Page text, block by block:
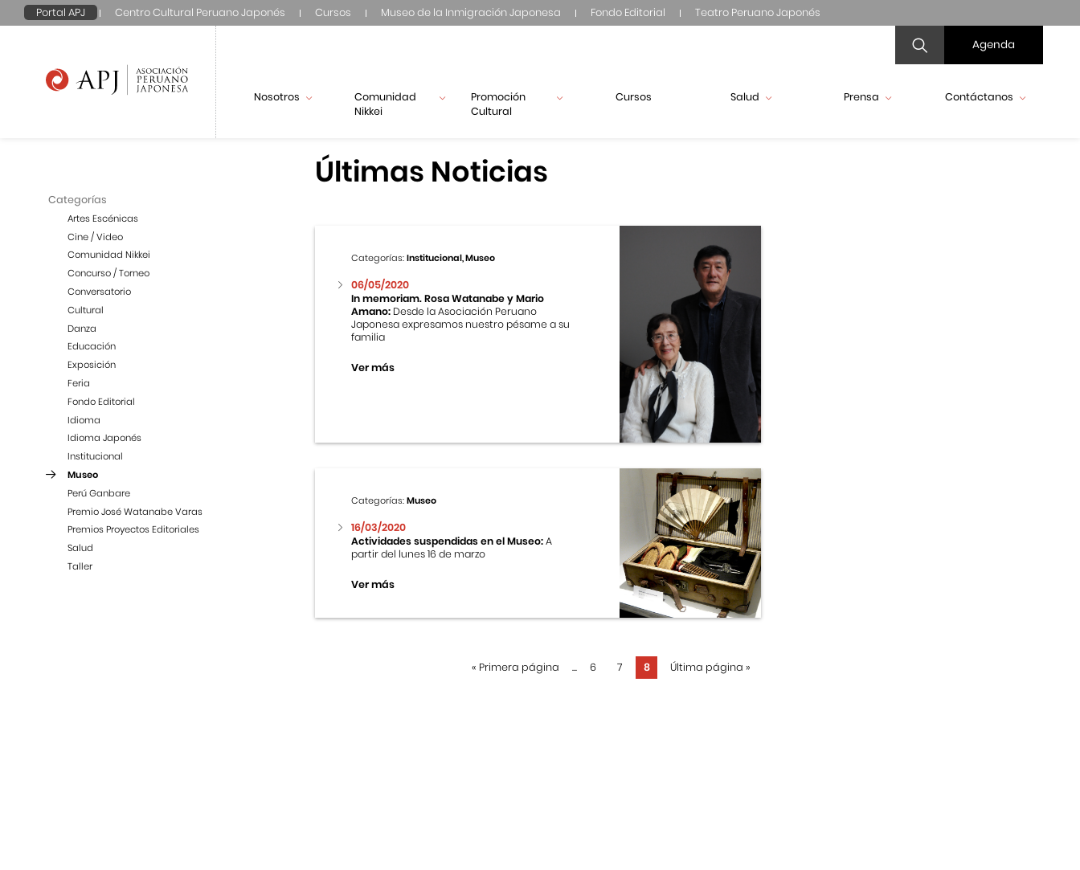
Portal APJ Centro Cultural Peruano Japonés Cursos Museo de la Inmigración Japonesa Fondo Editorial Teatro Peruano Japonés
Agenda
Nosotros
Comunidad
Nikkei
Promoción
Cultural
Cursos Salud Prensa Contáctanos
Categorías
Artes Escénicas
Cine / Video
Comunidad Nikkei
Concurso / Torneo
Conversatorio
Cultural
Danza
Educación
Exposición
Feria
Fondo Editorial
Idioma
Idioma Japonés
Institucional
Museo
Perú Ganbare
Premio José Watanabe Varas
Premios Proyectos Editoriales
Salud
Taller
Últimas Noticias
Categorías:Institucional, Museo
06/05/2020
In memoriam. Rosa Watanabe y Mario
Amano: Desde la Asociación Peruano
Japonesa expresamos nuestro pésame a su
familia
Ver más
Categorías:Museo
16/03/2020
Actividades suspendidas en el Museo:A
partir del lunes 16 de marzo
Ver más
« Primera página ... 6 7 8 Última página »